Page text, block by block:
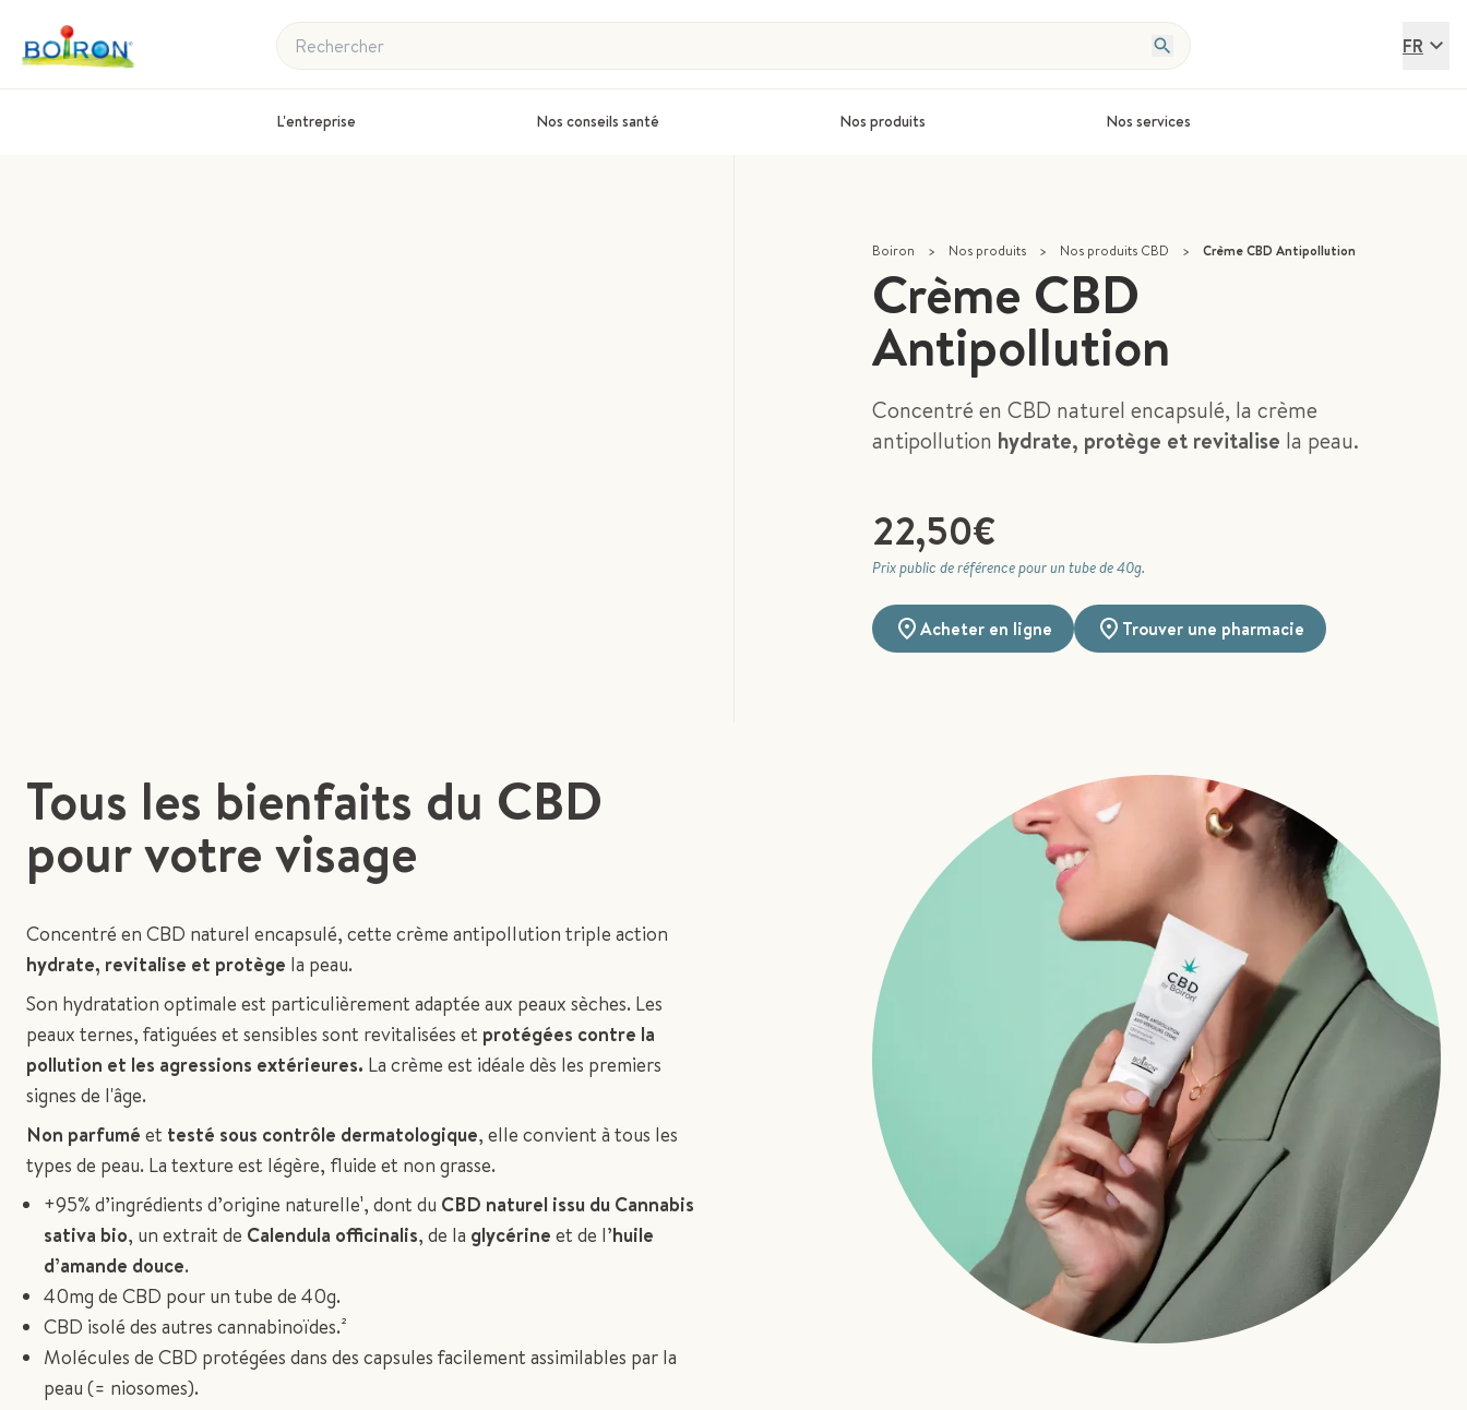
Rechercher FR
L'entreprise Nos conseils santé Nos produits Nos services
Boiron > Nos produits > Nos produits CBD > Crème CBD Antipollution
Crème CBD
Antipollution
Concentré en CBD naturel encapsulé, la crème
antipollution hydrate, protège et revitalise la peau.
22,50€
Prix public de référence pour un tube de 40g.
Acheter en ligne Trouver une pharmacie
Tous les bienfaits du CBD
pour votre visage
Concentré en CBD naturel encapsulé, cette crème antipollution triple action
hydrate, revitalise et protège la peau.
Son hydratation optimale est particulièrement adaptée aux peaux sèches. Les
peaux ternes, fatiguées et sensibles sont revitalisées et protégées contre la
pollution et les agressions extérieures. La crème est idéale dès les premiers
signes de l'âge.
Non parfumé et testé sous contrôle dermatologique, elle convient à tous les
types de peau. La texture est légère, fluide et non grasse.
+95% d’ingrédients d’origine naturelle¹, dont du CBD naturel issu du Cannabis
sativa bio, un extrait de Calendula officinalis, de la glycérine et de l’huile
d’amande douce.
40mg de CBD pour un tube de 40g.
CBD isolé des autres cannabinoïdes.²
Molécules de CBD protégées dans des capsules facilement assimilables par la
peau (= niosomes).